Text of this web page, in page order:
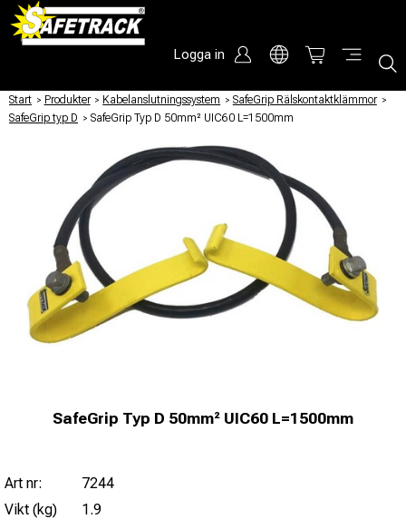
Logga in
Start / Produkter / Kabelanslutningssystem / SafeGrip Rälskontaktklämmor /
SafeGrip typ D / SafeGrip Typ D 50mm² UIC60 L=1500mm
SafeGrip Typ D 50mm² UIC60 L=1500mm
Art nr:
7244
Vikt (kg)
1.9